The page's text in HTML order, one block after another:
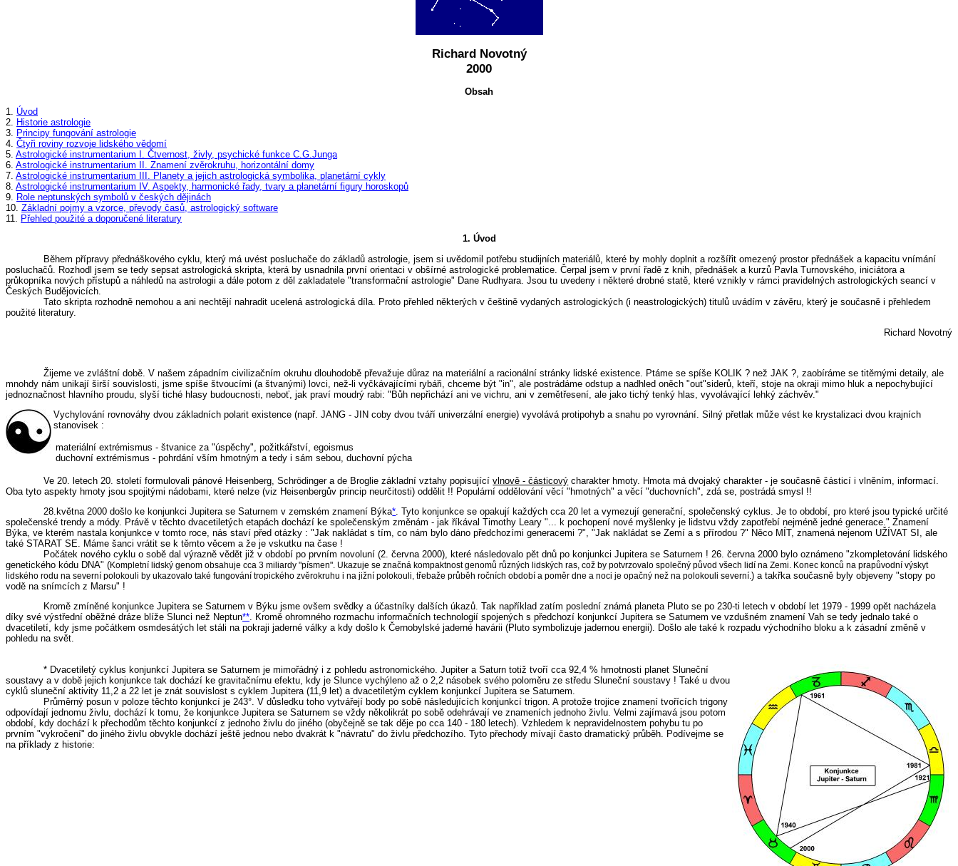
Richard Novotný
2000
Obsah
1. Úvod
2.
Historie astrologie
3.
Principy fungování astrologie
4. Čtyři roviny rozvoje lidského vědomí
5. Astrologické instrumentarium I. Čtvernost, živly, psychické funkce C.G.Junga
6. Astrologické instrumentarium II. Znamení zvěrokruhu, horizontální domy
7. Astrologické instrumentarium III. Planety a jejich astrologická symbolika, planetární cykly
8. Astrologické instrumentarium IV. Aspekty, harmonické řady, tvary a planetární figury horoskopů
9.
Role neptunských symbolů v českých dějinách
10. Základní pojmy a vzorce, převody časů, astrologický software
11.
Přehled použité a doporučené literatury
1. Úvod
Během přípravy přednáškového cyklu, který má uvést posluchače do základů astrologie, jsem si uvědomil potřebu studijních materiálů, které by mohly doplnit a rozšířit omezený prostor přednášek a kapacitu vnímání
posluchačů. Rozhodl jsem se tedy sepsat astrologická skripta, která by usnadnila první orientaci v obšírné astrologické problematice. Čerpal jsem v první řadě z knih, přednášek a kurzů Pavla Turnovského, iniciátora a
průkopníka nových přístupů a náhledů na astrologii a dále potom z děl zakladatele "transformační astrologie" Dane Rudhyara. Jsou tu uvedeny i některé drobné statě, které vznikly v rámci pravidelných astrologických seancí v
Českých Budějovicích.
Tato skripta rozhodně nemohou a ani nechtějí nahradit ucelená astrologická díla. Proto přehled některých v češtině vydaných astrologických (i neastrologických) titulů uvádím v závěru, který je současně i přehledem
použité literatury.
Richard Novotný
Žijeme ve zvláštní době. V našem západním civilizačním okruhu dlouhodobě převažuje důraz na materiální a racionální stránky lidské existence. Ptáme se spíše KOLIK ? než JAK ?, zaobíráme se titěrnými detaily, ale
mnohdy nám unikají širší souvislosti, jsme spíše štvoucími (a štvanými) lovci, než-li vyčkávajícími rybáři, chceme být "in", ale postrádáme odstup a nadhled oněch "out"siderů, kteří, stoje na okraji mimo hluk a nepochybující
jednoznačnost hlavního proudu, slyší tiché hlasy budoucnosti, neboť, jak praví moudrý rabi: "Bůh nepřichází ani ve vichru, ani v zemětřesení, ale jako tichý tenký hlas, vyvolávající lehký záchvěv."
Vychylování rovnováhy dvou základních polarit existence (např. JANG - JIN coby dvou tváří univerzální energie) vyvolává protipohyb a snahu po vyrovnání. Silný přetlak může vést ke krystalizaci dvou krajních
stanovisek :
materiální extrémismus - štvanice za "úspěchy", požitkářství, egoismus
duchovní extrémismus - pohrdání vším hmotným a tedy i sám sebou, duchovní pýcha
Ve 20. letech 20. století formulovali pánové Heisenberg, Schrödinger a de Broglie základní vztahy popisujícívlnově - částicový charakter hmoty. Hmota má dvojaký charakter - je současně částicí i vlněním, informací.
Oba tyto aspekty hmoty jsou spojitými nádobami, které nelze (viz Heisenbergův princip neurčitosti) oddělit !! Populární oddělování věcí "hmotných" a věcí "duchovních", zdá se, postrádá smysl !!
28.května 2000 došlo ke konjunkci Jupitera se Saturnem v zemském znamení Býka* . Tyto konjunkce se opakují každých cca 20 let a vymezují generační, společenský cyklus. Je to období, pro které jsou typické určité
společenské trendy a módy. Právě v těchto dvacetiletých etapách dochází ke společenským změnám - jak říkával Timothy Leary "... k pochopení nové myšlenky je lidstvu vždy zapotřebí nejméně jedné generace." Znamení
Býka, ve kterém nastala konjunkce v tomto roce, nás staví před otázky : "Jak nakládat s tím, co nám bylo dáno předchozími generacemi ?", "Jak nakládat se Zemí a s přírodou ?" Něco MÍT, znamená nejenom UŽÍVAT SI, ale
také STARAT SE. Máme šanci vrátit se k těmto věcem a že je vskutku na čase !
Počátek nového cyklu o sobě dal výrazně vědět již v období po prvním novoluní (2. června 2000), které následovalo pět dnů po konjunkci Jupitera se Saturnem ! 26. června 2000 bylo oznámeno "zkompletování lidského
genetického kódu DNA" (Kompletní lidský genom obsahuje cca 3 miliardy "písmen". Ukazuje se značná kompaktnost genomů různých lidských ras, což by potvrzovalo společný původ všech lidí na Zemi. Konec konců na prapůvodní výskyt
lidského rodu na severní polokouli by ukazovalo také fungování tropického zvěrokruhu i na jižní polokouli, třebaže průběh ročních období a poměr dne a noci je opačný než na polokouli severní.) a takřka současně byly objeveny "stopy po
vodě na snímcích z Marsu" !
Kromě zmíněné konjunkce Jupitera se Saturnem v Býku jsme ovšem svědky a účastníky dalších úkazů. Tak například zatím poslední známá planeta Pluto se po 230-ti letech v období let 1979 - 1999 opět nacházela
díky své výstřední oběžné dráze blíže Slunci než Neptun**. Kromě ohromného rozmachu informačních technologií spojených s předchozí konjunkcí Jupitera se Saturnem ve vzdušném znamení Vah se tedy jednalo také o
dvacetiletí, kdy jsme počátkem osmdesátých let stáli na pokraji jaderné války a kdy došlo k Černobylské jaderné havárii (Pluto symbolizuje jadernou energii). Došlo ale také k rozpadu východního bloku a k zásadní změně v
pohledu na svět.
* Dvacetiletý cyklus konjunkcí Jupitera se Saturnem je mimořádný i z pohledu astronomického. Jupiter a Saturn totiž tvoří cca 92,4 % hmotnosti planet Sluneční
soustavy a v době jejich konjunkce tak dochází ke gravitačnímu efektu, kdy je Slunce vychýleno až o 2,2 násobek svého poloměru ze středu Sluneční soustavy ! Také u dvou
cyklů sluneční aktivity 11,2 a 22 let je znát souvislost s cyklem Jupitera (11,9 let) a dvacetiletým cyklem konjunkcí Jupitera se Saturnem.
Průměrný posun v poloze těchto konjunkcí je 243°. V důsledku toho vytvářejí body po sobě následujících konjunkcí trigon. A protože trojice znamení tvořících trigony
odpovídají jednomu živlu, dochází k tomu, že konjunkce Jupitera se Saturnem se vždy několikrát po sobě odehrávají ve znameních jednoho živlu. Velmi zajímavá jsou potom
období, kdy dochází k přechodům těchto konjunkcí z jednoho živlu do jiného (obyčejně se tak děje po cca 140 - 180 letech). Vzhledem k nepravidelnostem pohybu tu po
prvním "vykročení" do jiného živlu obvykle dochází ještě jednou nebo dvakrát k "návratu" do živlu předchozího. Tyto přechody mívají často dramatický průběh. Podívejme se
na příklady z historie: